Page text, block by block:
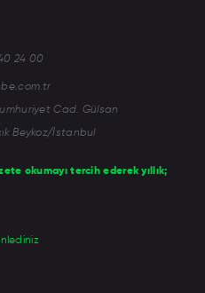
okumayı tercih ederek yıllık;
24 00
Cad. Gülsan
Beykoz/İstanbul